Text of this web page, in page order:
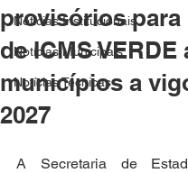
Notícias Institucionais
Notícias Municipais
Notícias Técnicas
provisórios para
de ICMS VERDE
municípios a
2027
A Secretaria de